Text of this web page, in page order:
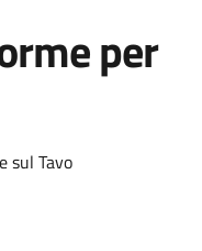
per
sul Tavo